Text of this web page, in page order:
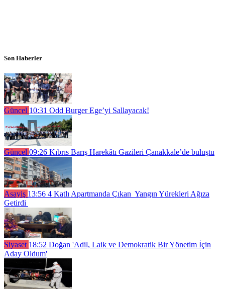
Son Haberler
Güncel 10:31 Odd Burger Ege’yi Sallayacak!
Güncel 09:26 Kıbrıs Barış Harekâtı Gazileri Çanakkale’de buluştu
Asayiş 13:56 4 Katlı Apartmanda Çıkan Yangın Yürekleri Ağıza
Getirdi
Siyaset 18:52 Doğan 'Adil, Laik ve Demokratik Bir Yönetim İçin
Aday Oldum'